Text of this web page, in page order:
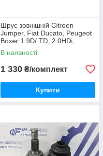
Шрус зовнішній Citroen
Jumper, Fiat Ducato, Peugeot
Boxer 1.9D/ TD, 2.0HDi,
2.3JTD, 2.5TD, 2.8HDi 1994-
2006рр
В наявності
1 330 ₴/комплект
Купити